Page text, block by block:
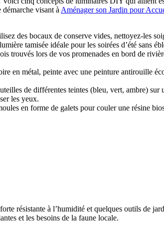
visant àAménager son Jardin pour
des bocaux de conserve vides, nettoyez-les
tamisée idéale pour les soirées d’été sans
trouvés lors de vos promenades en bord de
en métal, peinte avec une peinture antirouille
de différentes teintes (bleu, vert, ambre)
les yeux.
en forme de galets pour couler une résine
résistante à l’humidité et quelques outils de
et les besoins de la faune locale.